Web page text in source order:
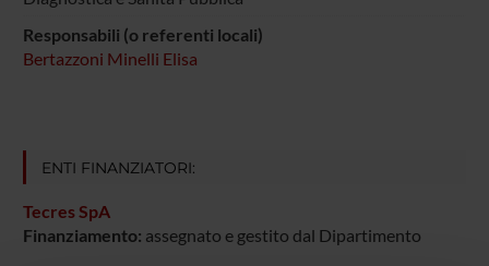
Responsabili (o referenti locali)
Bertazzoni Minelli Elisa
ENTI FINANZIATORI:
Tecres SpA
Finanziamento: assegnato e gestito dal Dipartimento